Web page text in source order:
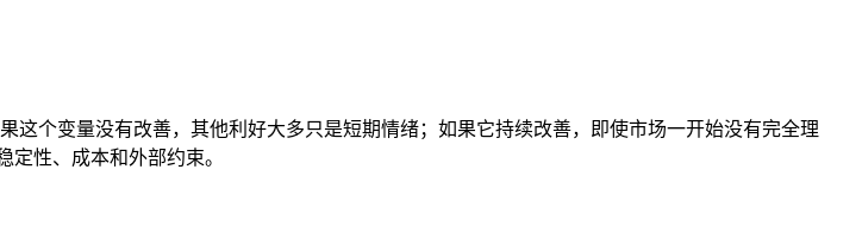
这个变量没有改善，其他利好大多只是短期情绪；如果它持续改善，即使市场一开始没有完全理
性、成本和外部约束。